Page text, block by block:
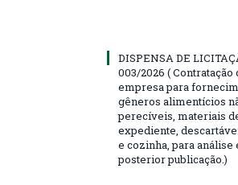
DISPENSA DE
003/2026 ( Contratação
empresa para
gêneros alimentícios
perecíveis, materiais
expediente,
e cozinha, para análise
posterior publicação.)